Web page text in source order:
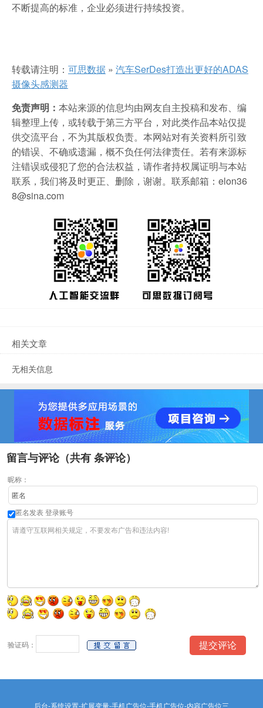
不断提高的标准，企业必须进行持续投资。
转载请注明： 可思数据 » 汽车SerDes打造出更好的ADAS
摄像头感测器
免责声明： 本站来源的信息均由网友自主投稿和发布、编
辑整理上传，或转载于第三方平台，对此类作品本站仅提
供交流平台，不为其版权负责。本网站对有关资料所引致
的错误、不确或遗漏，概不负任何法律责任。若有来源标
注错误或侵犯了您的合法权益，请作者持权属证明与本站
联系，我们将及时更正、删除，谢谢。联系邮箱：elon36
8@sina.com
相关文章
无相关信息
留言与评论（共有条评论）
昵称：
匿名发表登录账号
验证码：
后台-系统设置-扩展变量-手机广告位-手机广告位-内容广告位三